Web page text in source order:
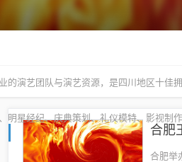
的演艺团队与演艺资源，是四川地区十
明星经纪、庆典策划、礼仪模特、影视制
9日 第6页
合肥
合肥举